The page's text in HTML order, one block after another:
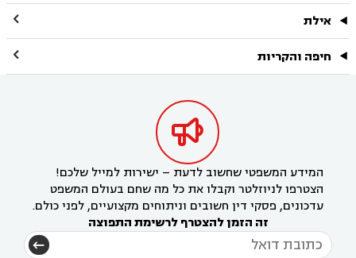
אילת 
חיפה והקריות 

המידע המשפטי שחשוב לדעת – ישירות למייל שלכם!
הצטרפו לניוזלטר וקבלו את כל מה שחם בעולם המשפט
עדכונים, פסקי דין חשובים וניתוחים מקצועיים, לפני כולם.
זה הזמן להצטרף לרשימת התפוצה